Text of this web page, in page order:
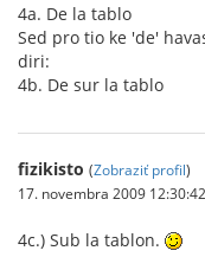
4a. De la tablo
Sed pro tio ke 'de'
diri:
4b. De sur la tablo
fizikisto (Zobraziť profil)
17. novembra 2009 12:30:42
4c.) Sub la tablon.